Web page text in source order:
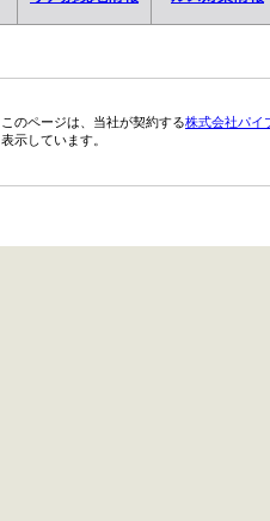
このページは、当社が契約する株式会社パイ
表示しています。